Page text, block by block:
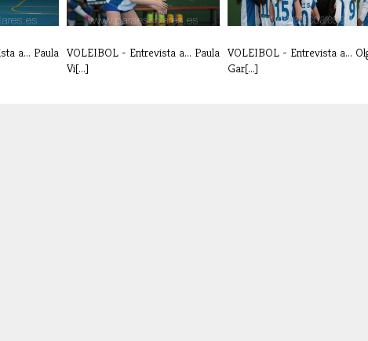
a... Paula VOLEIBOL - Entrevista a... Paula
Vi[...]
VOLEIBOL - Entrevista a...
Gar[...]